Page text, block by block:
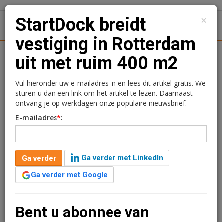
Kantoren Retail
StartDock breidt
vestiging in Rotterdam uit
met ruim 400 m2
Redactie
20 februari 2025 om 10:06
één jaar geleden aangepast
1 minuut leestijd
StartDock breidt de vestiging aan het Westplein in
vergroot naar 1.850 m2. Die ruimte biedt ruimte aan
×
StartDock breidt
vestiging in Rotterdam
uit met ruim 400 m2
Vul hieronder uw e-mailadres in en lees dit artikel gratis. We
sturen u dan een link om het artikel te lezen. Daarnaast
ontvang je op werkdagen onze populaire nieuwsbrief.
E-mailadres*:
Ga verder
Ga verder met LinkedIn
Ga verder met Google
Bent u abonnee van